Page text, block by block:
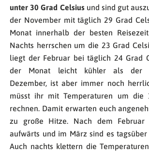
unter 30 Grad Celsiusund sind gut
der November mit täglich 29 Grad
Monat innerhalb der besten
Nachts herrschen um die 23 Grad
liegt der Februar bei täglich 24 Grad
der Monat leicht kühler als der
Dezember, ist aber immer noch
müsst ihr mit Temperaturen um die
rechnen. Damit erwarten euch
zu große Hitze. Nach dem
aufwärts und im März sind es tagsüber
Auch nachts klettern die